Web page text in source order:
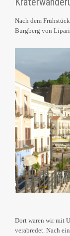
Nach dem
Burgberg von
Dort waren wir mit
verabredet. Nach